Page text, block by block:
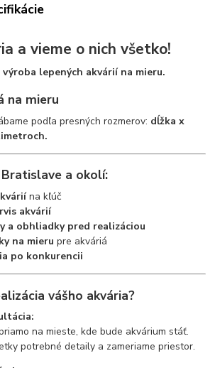
a vieme o nich všetko!
výroba lepených akvárií na mieru.
na mieru
podľa presných rozmerov: dĺžka x
a okolí:
na kľúč
akvárií
a obhliadky pred realizáciou
na mieru pre akváriá
po konkurencii
vášho akvária?
na mieste, kde bude akvárium stáť.
potrebné detaily a zameriame priestor.